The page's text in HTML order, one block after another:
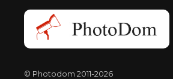
© Photodom 2011-2026